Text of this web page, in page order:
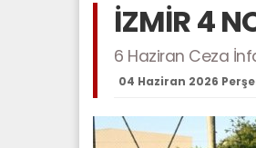
İZMİR 4
6 Haziran Ceza
04 Haziran 2026